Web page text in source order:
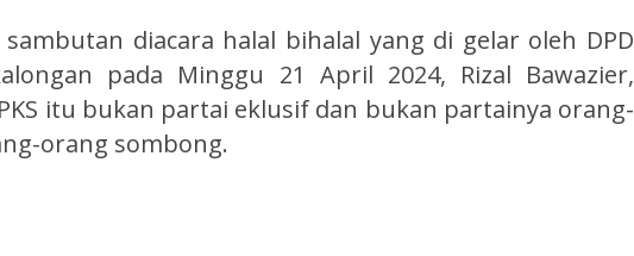
diacara halal bihalal yang di gelar oleh DPD
pada Minggu 21 April 2024, Rizal Bawazier,
itu bukan partai eklusif dan bukan partainya orang-
orang sombong.